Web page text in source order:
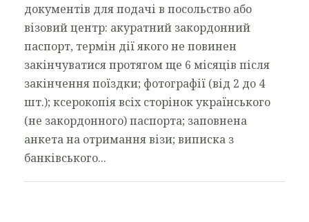
документів для подачі в посольство або
візовий центр: акуратний закордонний
паспорт, термін дії якого не повинен
закінчуватися протягом ще 6 місяців після
закінчення поїздки; фотографії (від 2 до 4
шт.); ксерокопія всіх сторінок українського
(не закордонного) паспорта; заповнена
анкета на отримання візи; виписка з
банківського...